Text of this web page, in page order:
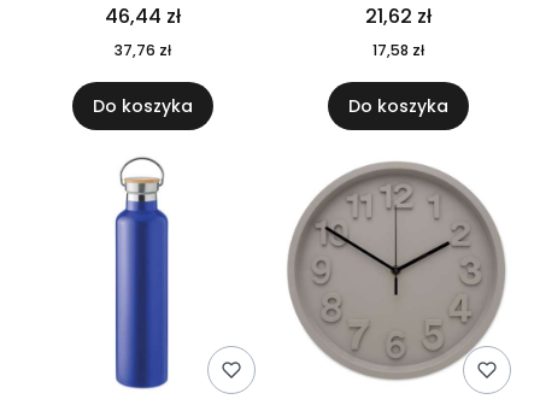
nierdzewnej
pochodzącej z
recyklingu 520 ml 94294
46,44 zł
37,76 zł
Do koszyka
MO6282-40
21,62 zł
17,58 zł
Do koszyka